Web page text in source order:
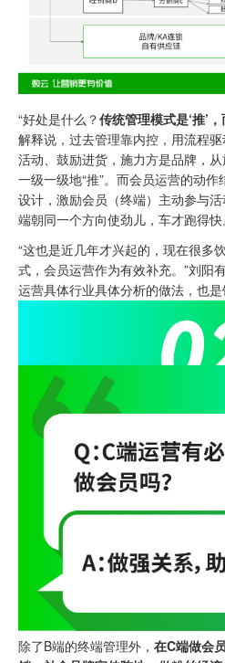
“好处是什么？传统管理模式是‘推’，
解释说，过去管理靠内控，用流程
活动、鼓励进货，施力方是品牌，
一级一级地“推”。而会员运营的动作
设计，激励会员（终端）主动参与
端朝同一个方向使劲儿，车才跑得快。
“这也是近几年才兴起的，现在很多
式，会员运营作为有效补充。”刘阳
运营具体行业具体分析的做法，也是
除了B端的终端管理外， 在C端做会